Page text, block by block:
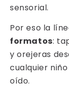
sensorial.
Por eso la
formatos:
y orejeras
cualquier
oído.